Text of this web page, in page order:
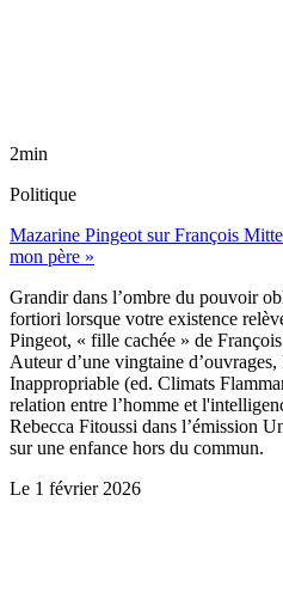
2min
Politique
Mazarine Pingeot sur François
mon père »
Grandir dans l’ombre du pouvoir
fortiori lorsque votre existence
Pingeot, « fille cachée » de
Auteur d’une vingtaine
Inappropriable (ed. Climats
relation entre l’homme et
Rebecca Fitoussi dans l’émission
sur une enfance hors du commun.
Le 1 février 2026